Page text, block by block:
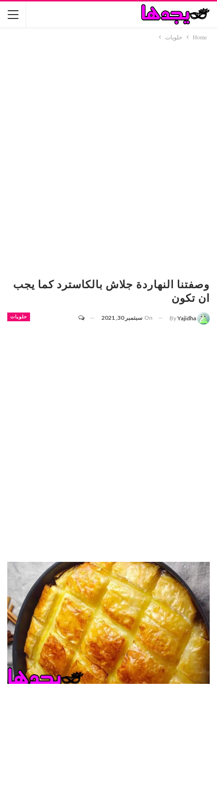
Home حلويات
وصفتنا النهاردة جلاش بالكاسترد كما يجب
ان تكون
حلويات ByYajidha
On سبتمبر 30, 2021